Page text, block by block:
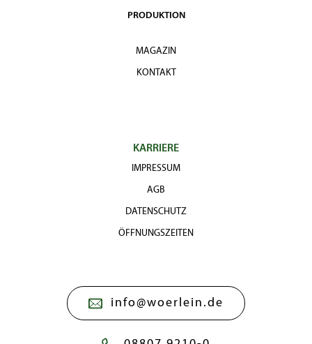
PRODUKTION
MAGAZIN
KONTAKT
KARRIERE
IMPRESSUM
AGB
DATENSCHUTZ
ÖFFNUNGSZEITEN
info@woerlein.de